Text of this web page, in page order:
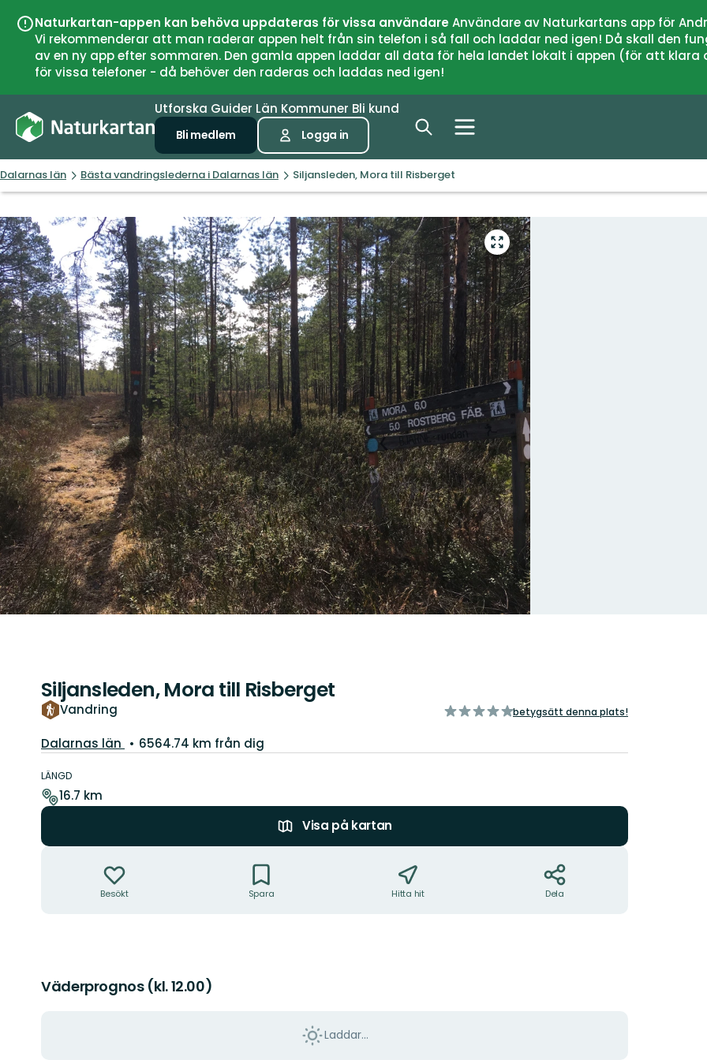
Naturkartan-appen kan behöva uppdateras för vissa användareAnvändare av Naturkartans app för
Vi rekommenderar att man raderar appen helt från sin telefon i så fall och laddar ned igen! Då skall den
av en ny app efter sommaren. Den gamla appen laddar all data för hela landet lokalt i appen (för att
för vissa telefoner - då behöver den raderas och laddas ned igen!
Utforska Guider Län Kommuner Bli kund
Bli medlem Logga in
Dalarnas län Bästa vandringslederna i Dalarnas län Siljansleden, Mora till Risberget
Gå
till
helskärmsläge
Siljansleden, Mora till Risberget
Vandring
av
betygsätt denna plats!
Län:
Dalarnas län 6564.74 km från dig
om
leden
LÄNGD
16.7 km
Visa på kartan
Besökt Spara Hitta hit Dela
Väderprognos (kl. 12.00)
Laddar...